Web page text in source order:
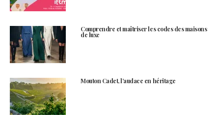
Comprendre et maîtriser les codes des maisons
de luxe
Mouton Cadet, l’audace en héritage